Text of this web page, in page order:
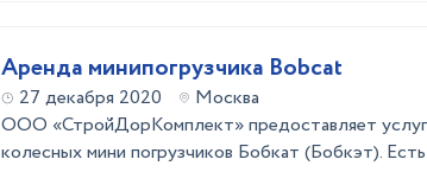
Аренда минипогрузчика Bobcat
27 декабря 2020
Москва
ООО «СтройДорКомплект» предоставляет
колесных мини погрузчиков Бобкат (Бобкэт).